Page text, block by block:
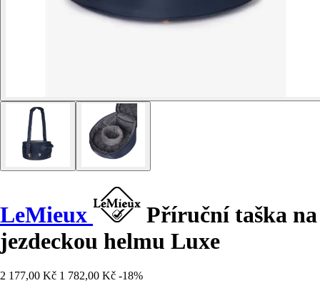
LeMieux
Příruční taška na
jezdeckou helmu Luxe
2 177,00 Kč 1 782,00 Kč -18%